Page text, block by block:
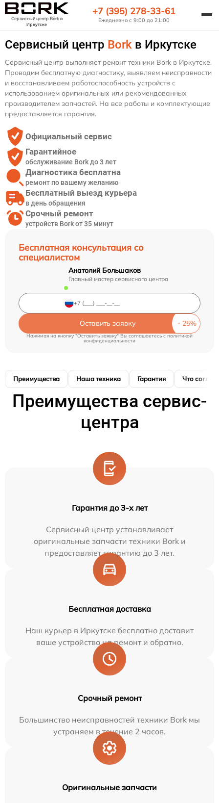
Сервисный центр Borkв
Иркутске
+7 (395) 278-33-61
Ежедневно с 9:00 до 21:00
Сервисный центр Bork в Иркутске
Бесплатная консультация со
специалистом
Анатолий Большаков
Главный мастер сервисного центра
Оставить заявку
Нажимая на кнопку "Оставить заявку" Вы соглашаетесь cполитикой
конфиденциальности
Сервисный центр выполняет ремонт техники Bork в Иркутске.
Проводим бесплатную диагностику, выявляем неисправности
и восстанавливаем работоспособность устройств с
использованием оригинальных или рекомендованных
производителем запчастей. На все работы и комплектующие
предоставляется гарантия.
Официальный сервис
Гарантийное
обслуживание Bork до 3 лет
Диагностика бесплатна
ремонт по вашему желанию
Бесплатный выезд курьера
в день обращения
Срочный ремонт
устройств Bork от 35 минут
Преимущества Наша техника Гарантия Что
Преимущества сервис-
центра
Гарантия до 3-х лет
Сервисный центр устанавливает
оригинальные запчасти техники Bork и
предоставляет гарантию до 3 лет.
Бесплатная доставка
Наш курьер в Иркутске бесплатно доставит
ваше устройство на ремонт и обратно.
Срочный ремонт
Большинство неисправностей техники Bork мы
устраняем в течение 2 часов.
Оригинальные запчасти